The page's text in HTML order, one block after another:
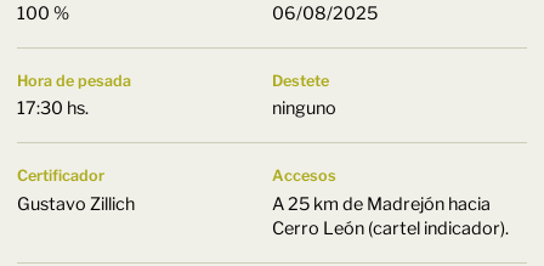
100 % 06/08/2025
Hora de pesada
17:30 hs.
Destete
ninguno
Certificador
Gustavo Zillich
Accesos
A 25 km de Madrejón hacia
Cerro León (cartel indicador).